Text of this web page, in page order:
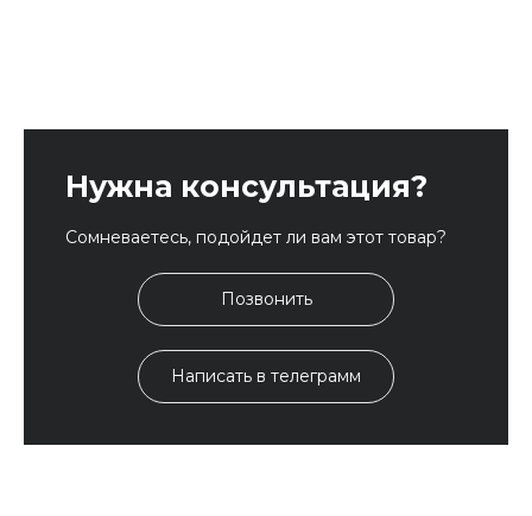
Нужна консультация?
Сомневаетесь, подойдет ли вам этот товар?
Позвонить
Написать в телеграмм